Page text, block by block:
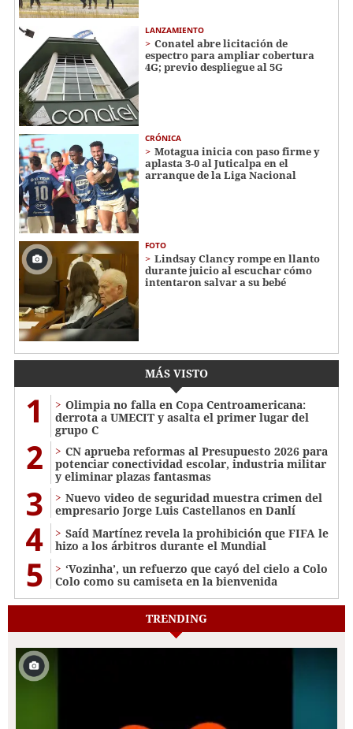
LANZAMIENTO
Conatel abre licitación de
espectro para ampliar cobertura
4G; previo despliegue al 5G
CRÓNICA
Motagua inicia con paso firme y
aplasta 3-0 al Juticalpa en el
arranque de la Liga Nacional
FOTO
Lindsay Clancy rompe en llanto
durante juicio al escuchar cómo
intentaron salvar a su bebé
MÁS VISTO
1
Olimpia no falla en Copa Centroamericana:
derrota a UMECIT y asalta el primer lugar del
grupo C
2
CN aprueba reformas al Presupuesto 2026 para
potenciar conectividad escolar, industria militar
y eliminar plazas fantasmas
3
Nuevo video de seguridad muestra crimen del
empresario Jorge Luis Castellanos en Danlí
4
Saíd Martínez revela la prohibición que FIFA le
hizo a los árbitros durante el Mundial
5
‘Vozinha’, un refuerzo que cayó del cielo a Colo
Colo como su camiseta en la bienvenida
TRENDING